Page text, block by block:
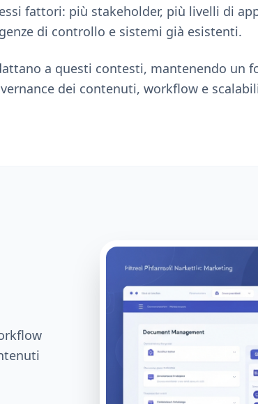
fattori: più stakeholder, più livelli di
di controllo e sistemi già esistenti.
a questi contesti, mantenendo un
dei contenuti, workflow e